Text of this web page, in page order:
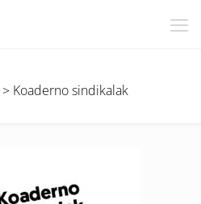
> Koaderno sindikalak